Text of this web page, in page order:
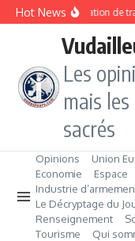
Aller au contenu
Hot NewsImmigration de
Les
mais
sacrés
Opinions Union
Economie
Espace
Industrie
Le Décryptage du
Renseignement
Tourisme
Qui